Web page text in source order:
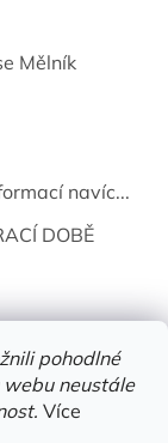
pohodlné
neustále
Více
Mělník
navíc...
DOBĚ